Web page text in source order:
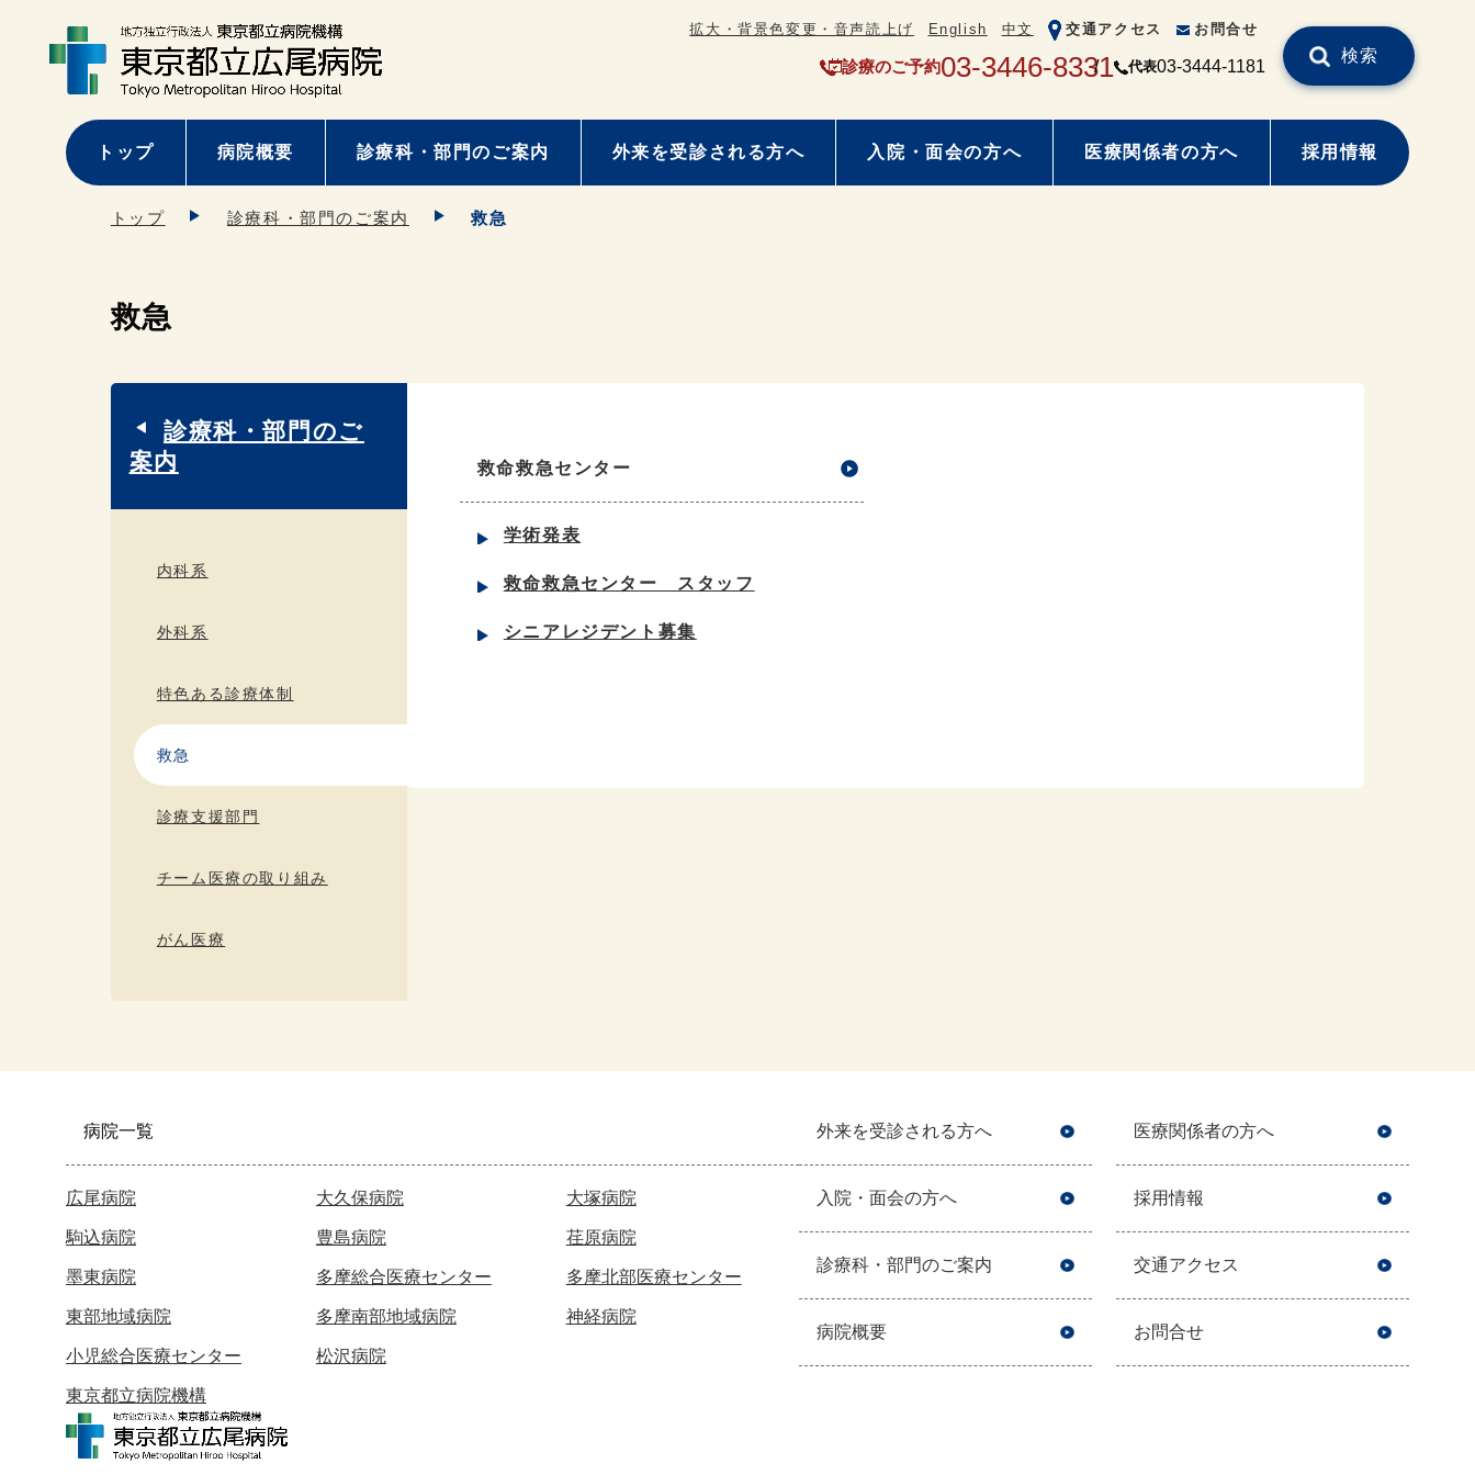
拡大・背景色変更・音声読上げ English 中文 交通アクセス お問合せ
診療のご予約03-3446-8331 代表03-3444-1181
検索
トップ 病院概要 診療科・部門のご案内 外来を受診される方へ 入院・面会の方へ 医療関係者の方へ 採用情報
トップ 診療科・部門のご案内 救急
救急
救命救急センター
学術発表
救命救急センター スタッフ
シニアレジデント募集
診療科・部門のご
案内
内科系
外科系
特色ある診療体制
救急
診療支援部門
チーム医療の取り組み
がん医療
病院一覧
広尾病院 大久保病院 大塚病院
駒込病院 豊島病院 荏原病院
墨東病院 多摩総合医療センター 多摩北部医療センター
東部地域病院 多摩南部地域病院 神経病院
小児総合医療センター 松沢病院
東京都立病院機構
外来を受診される方へ
入院・面会の方へ
診療科・部門のご案内
病院概要
医療関係者の方へ
採用情報
交通アクセス
お問合せ